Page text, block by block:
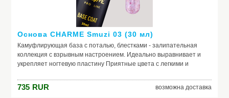
Основа CHARME Smuzi 03 (30 мл)
Камуфлирующая база с поталью, блестками - залипательная
коллекция с взрывным настроением. Идеально выравнивает и
укрепляет ногтевую пластину Приятные цвета с легкими и
блесток, которую так и хочется рассматривать
735 RUR возможна доставка